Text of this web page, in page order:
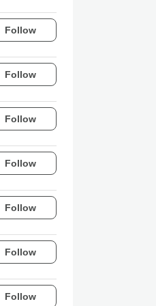
Follow
Follow
Follow
Follow
Follow
Follow
Follow